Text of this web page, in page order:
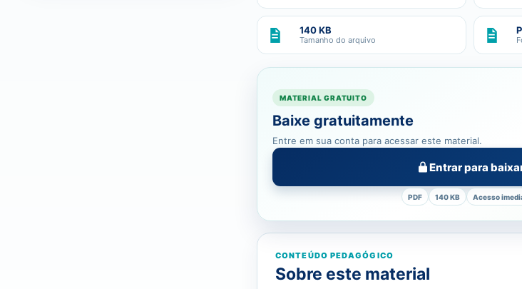
140 KB
Tamanho do arquivo
MATERIAL GRATUITO
Baixe gratuitamente
Entre em sua conta para acessar este material.
Entrar para
PDF 140 KB Acesso
CONTEÚDO PEDAGÓGICO
Sobre este material